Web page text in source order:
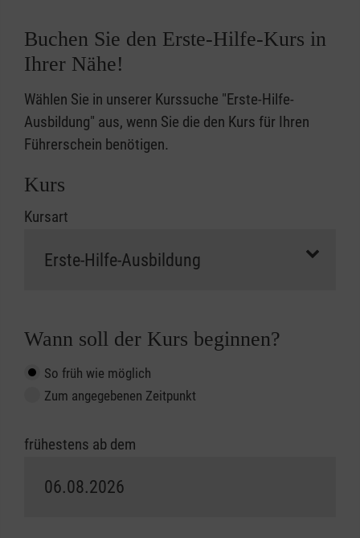
Buchen Sie den Erste-Hilfe-Kurs in
Ihrer Nähe!
Wählen Sie in unserer Kurssuche "Erste-Hilfe-
Ausbildung" aus, wenn Sie die den Kurs für Ihren
Führerschein benötigen.
Kurs
Kursart
Wann soll der Kurs beginnen?
So früh wie möglich
Zum angegebenen Zeitpunkt
frühestens ab dem